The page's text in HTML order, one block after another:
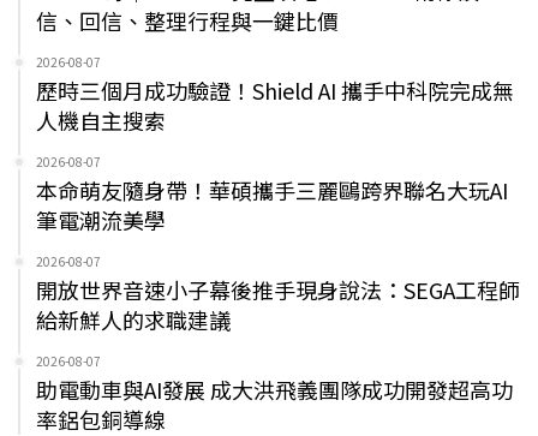
信、回信、整理行程與一鍵比價
2026-08-07
歷時三個月成功驗證！Shield AI 攜手中科院完成無
人機自主搜索
2026-08-07
本命萌友隨身帶！華碩攜手三麗鷗跨界聯名大玩AI
筆電潮流美學
2026-08-07
開放世界音速小子幕後推手現身說法：SEGA工程師
給新鮮人的求職建議
2026-08-07
助電動車與AI發展 成大洪飛義團隊成功開發超高功
率鋁包銅導線